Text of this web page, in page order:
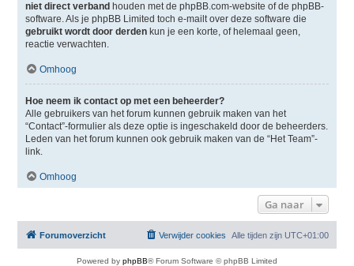
niet direct verband houden met de phpBB.com-website of de phpBB-
software. Als je phpBB Limited toch e-mailt over deze software die
gebruikt wordt door derdenkun je een korte, of helemaal geen,
reactie verwachten.
Omhoog
Hoe neem ik contact op met een beheerder?
Alle gebruikers van het forum kunnen gebruik maken van het
“Contact”-formulier als deze optie is ingeschakeld door de beheerders.
Leden van het forum kunnen ook gebruik maken van de “Het Team”-
link.
Omhoog
Ga naar
Forumoverzicht Alle tijden zijn UTC+01:00
Verwijder cookies
Powered by phpBB® Forum Software © phpBB Limited